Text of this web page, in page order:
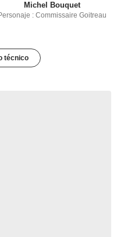
Michel Bouquet
: Commissaire Goitreau
técnico